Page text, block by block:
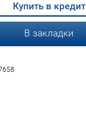
Купить в кредит
В закладки